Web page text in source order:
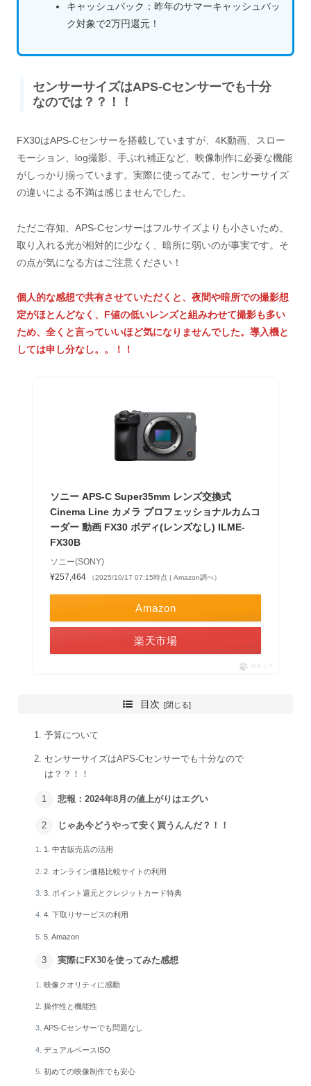
キャッシュバック：昨年のサマーキャッシュバッ
ク対象で2万円還元！
センサーサイズはAPS-Cセンサーでも十分
なのでは？？！！
FX30はAPS-Cセンサーを搭載していますが、4K動画、スロー
モーション、log撮影、手ぶれ補正など、映像制作に必要な機能
がしっかり揃っています。実際に使ってみて、センサーサイズ
の違いによる不満は感じませんでした。
ただご存知、APS-Cセンサーはフルサイズよりも小さいため、
取り入れる光が相対的に少なく、暗所に弱いのが事実です。そ
の点が気になる方はご注意ください！
個人的な感想で共有させていただくと、夜間や暗所での撮影想
定がほとんどなく、F値の低いレンズと組みわせて撮影も多い
ため、全くと言っていいほど気になりませんでした。導入機と
しては申し分なし。。！！
ソニー APS-C Super35mm レンズ交換式
Cinema Line カメラ プロフェッショナルカムコ
ーダー 動画 FX30 ボディ(レンズなし) ILME-
FX30B
ソニー(SONY)
¥257,464
（2025/10/17 07:15時点 | Amazon調べ）
Amazon
楽天市場
ポチップ
目次
予算について
センサーサイズはAPS-Cセンサーでも十分なので
は？？！！
悲報：2024年8月の値上がりはエグい
じゃあ今どうやって安く買うんんだ？！！
1. 中古販売店の活用
2. オンライン価格比較サイトの利用
3. ポイント還元とクレジットカード特典
4. 下取りサービスの利用
5. Amazon
実際にFX30を使ってみた感想
映像クオリティに感動
操作性と機能性
APS-Cセンサーでも問題なし
デュアルベースISO
初めての映像制作でも安心